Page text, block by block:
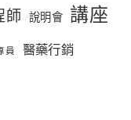
師 說明會 講座
員 醫藥行銷